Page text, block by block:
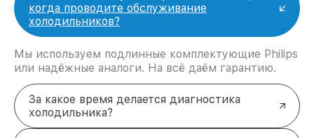
когда проводите обслуживание
холодильников?
Мы используем подлинные комплектующие Philips
или надёжные аналоги. На всё даём гарантию.
За какое время делается диагностика
холодильника?